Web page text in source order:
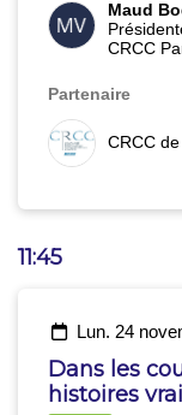
Maud
CRCC
Partenaire
CRCC
11:45
lun. 24
Dans les
histoires